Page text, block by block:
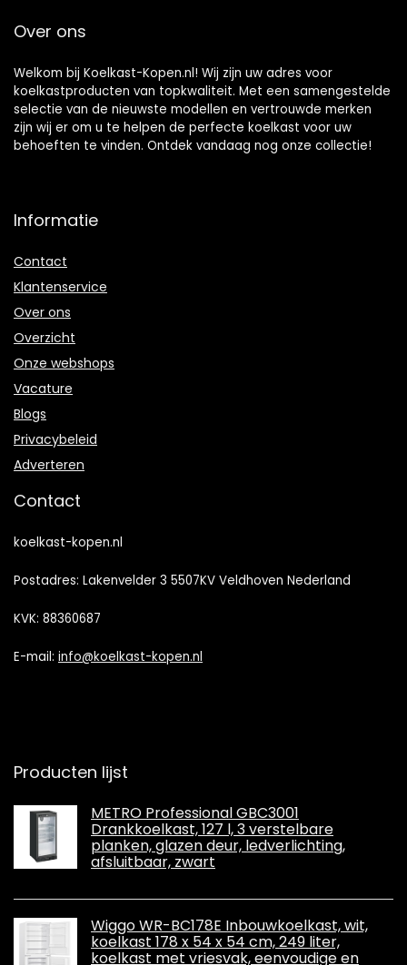
Over ons
Welkom bij Koelkast-Kopen.nl! Wij zijn uw adres voor
koelkastproducten van topkwaliteit. Met een samengestelde
selectie van de nieuwste modellen en vertrouwde merken
zijn wij er om u te helpen de perfecte koelkast voor uw
behoeften te vinden. Ontdek vandaag nog onze collectie!
Informatie
Contact
Klantenservice
Over ons
Overzicht
Onze webshops
Vacature
Blogs
Privacybeleid
Adverteren
Contact
koelkast-kopen.nl
Postadres: Lakenvelder 3 5507KV Veldhoven Nederland
KVK: 88360687
E-mail: info@koelkast-kopen.nl
Producten lijst
METRO Professional GBC3001
Drankkoelkast, 127 l, 3 verstelbare
planken, glazen deur, ledverlichting,
afsluitbaar, zwart
Wiggo WR-BC178E Inbouwkoelkast, wit,
koelkast 178 x 54 x 54 cm, 249 liter,
koelkast met vriesvak, eenvoudige en